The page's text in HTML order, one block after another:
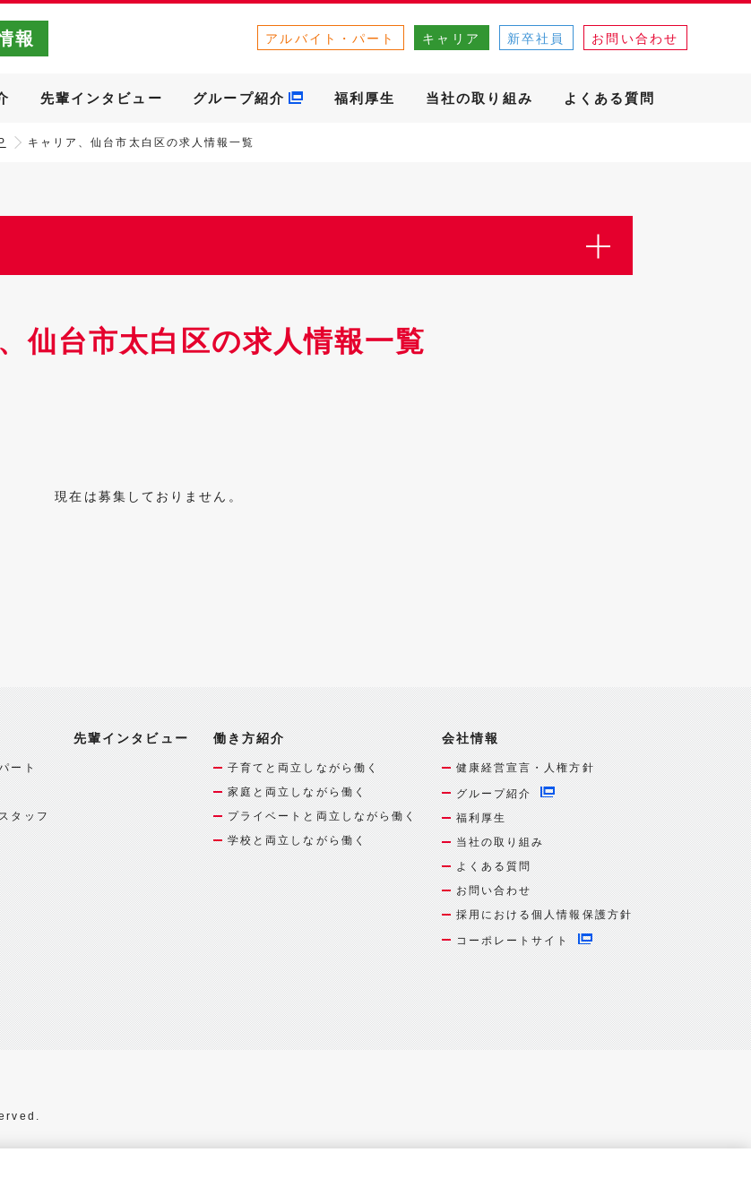
報 アルバイト・パート キャリア 新卒社員 お問い合わせ
先輩インタビュー グループ紹介 福利厚生 当社の取り組み よくある質問
キャリア、仙台市太白区の求人情報一覧
仙台市太白区の求人情報一覧
現在は募集しておりません。
ート
タッフ
先輩インタビュー 働き方紹介
子育てと両立しながら働く
家庭と両立しながら働く
プライベートと両立しながら働く
学校と両立しながら働く
会社情報
健康経営宣言・人権方針
グループ紹介
福利厚生
当社の取り組み
よくある質問
お問い合わせ
採用における個人情報保護方針
コーポレートサイト